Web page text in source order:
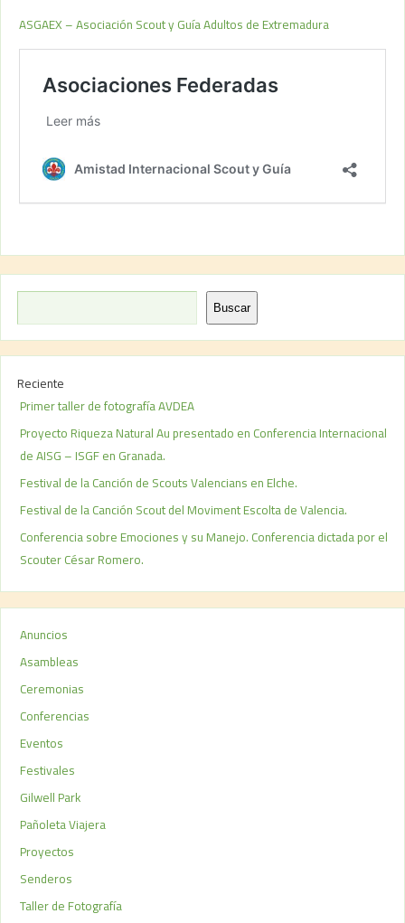
ASGAEX – Asociación Scout y Guía Adultos de Extremadura
Buscar
Reciente
Primer taller de fotografía AVDEA
Proyecto Riqueza Natural Au presentado en Conferencia Internacional
de AISG – ISGF en Granada.
Festival de la Canción de Scouts Valencians en Elche.
Festival de la Canción Scout del Moviment Escolta de Valencia.
Conferencia sobre Emociones y su Manejo. Conferencia dictada por el
Scouter César Romero.
Anuncios
Asambleas
Ceremonias
Conferencias
Eventos
Festivales
Gilwell Park
Pañoleta Viajera
Proyectos
Senderos
Taller de Fotografía